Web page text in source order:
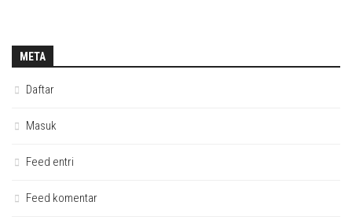
META
Daftar
Masuk
Feed entri
Feed komentar